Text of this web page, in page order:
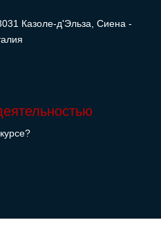
Казоле-д'Эльза, Сиена -